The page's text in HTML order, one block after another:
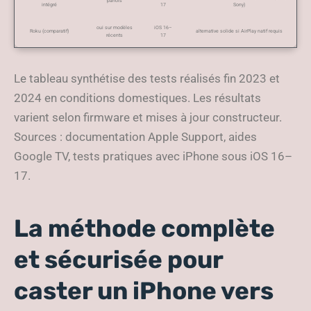
intégré
17
Sony)
Roku (comparatif)
oui sur modèles
récents
iOS 16–
17
alternative solide si AirPlay natif requis
Le tableau synthétise des tests réalisés fin 2023 et
2024 en conditions domestiques. Les résultats
varient selon firmware et mises à jour constructeur.
Sources : documentation Apple Support, aides
Google TV, tests pratiques avec iPhone sous iOS 16–
17.
La méthode complète
et sécurisée pour
caster un iPhone vers